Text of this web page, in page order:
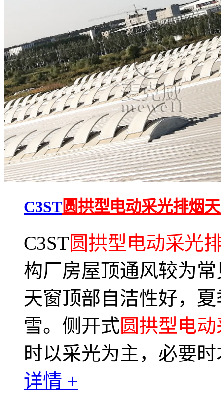
C3ST圆拱型电动采光排烟
C3ST圆拱型电动采光
构厂房屋顶通风较为
天窗顶部自洁性好，
雪。侧开式圆拱型电
时以采光为主，必要
详情 +